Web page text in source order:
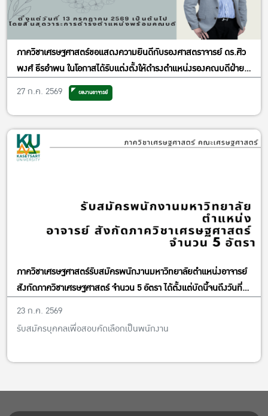
ภาควิชาเศรษฐศาสตร์ขอแสดงความยินดีกับรองศาสตราจารย์ ดร.ศิว
พงศ์ ธีรอำพน ในโอกาสได้รับแต่งตั้งให้ดำรงตำแหน่งรองคณบดีฝ่าย
วิจัยและพันธกิจเพื่อสังคม
27 ก.ค. 2569 ผลงานอาจารย์
ภาควิชาเศรษฐศาสตร์รับสมัครพนักงานมหาวิทยาลัยตำแหน่งอาจารย์
สังกัดภาควิชาเศรษฐศาสตร์ จำนวน 5 อัตรา ได้ตั้งแต่บัดนี้จนถึงวันที่
13 พฤศจิกายน พ.ศ. 2569
23 ก.ค. 2569
รับสมัครบุคคลเพื่อสอบคัดเลือกเป็นพนักงาน